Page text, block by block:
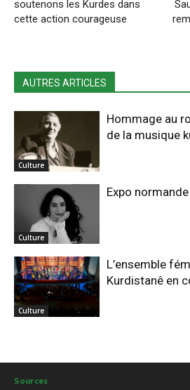
soutenons les Kurdes dans
cette action courageuse
AUTRES ARTICLES
Culture
Hommage au
de la musique
Culture
Expo
Culture
L’ensemble
Kurdistanê en
Sources